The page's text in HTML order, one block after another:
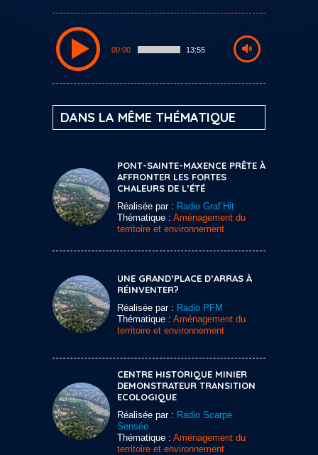
00:00 13:55
DANS LA MÊME THÉMATIQUE
PONT-SAINTE-MAXENCE PRÊTE À
AFFRONTER LES FORTES
CHALEURS DE L’ÉTÉ
Réalisée par : Radio Graf’Hit
Thématique : Aménagement du
territoire et environnement
UNE GRAND’PLACE D’ARRAS À
RÉINVENTER?
Réalisée par : Radio PFM
Thématique : Aménagement du
territoire et environnement
CENTRE HISTORIQUE MINIER
DEMONSTRATEUR TRANSITION
ECOLOGIQUE
Réalisée par : Radio Scarpe
Sensée
Thématique : Aménagement du
territoire et environnement